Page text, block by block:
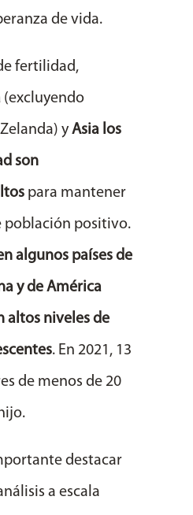
de vida.
fertilidad,
(excluyendo
yAsia los
son
para mantener
población positivo.
algunos países de
y de América
altos niveles de
. En 2021, 13
de menos de 20
destacar
a escala